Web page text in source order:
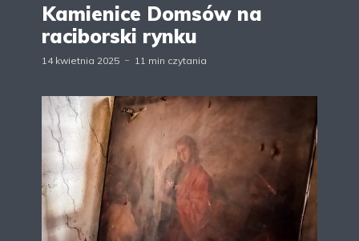
Kamienice Domsów na
raciborski rynku
14 kwietnia 2025 11 min czytania